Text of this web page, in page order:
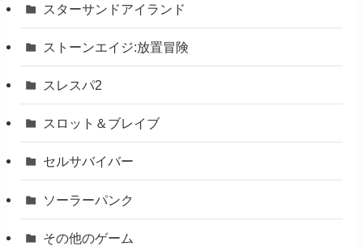
スターサンドアイランド
ストーンエイジ:放置冒険
スレスパ2
スロット＆ブレイブ
セルサバイバー
ソーラーパンク
その他のゲーム